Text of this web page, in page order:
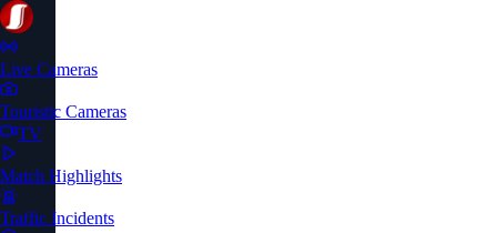
Live Cameras
Touristic Cameras
TV
Match Highlights
Traffic Incidents